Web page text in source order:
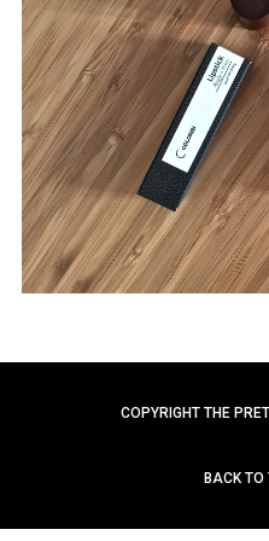
COPYRIGHT THE
BACK TO
r
c
h
f
o
r
: